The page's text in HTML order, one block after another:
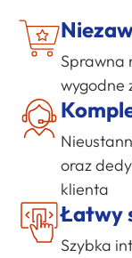
Sprawna
wygodne
oraz
klienta
Łatwy
Szybka